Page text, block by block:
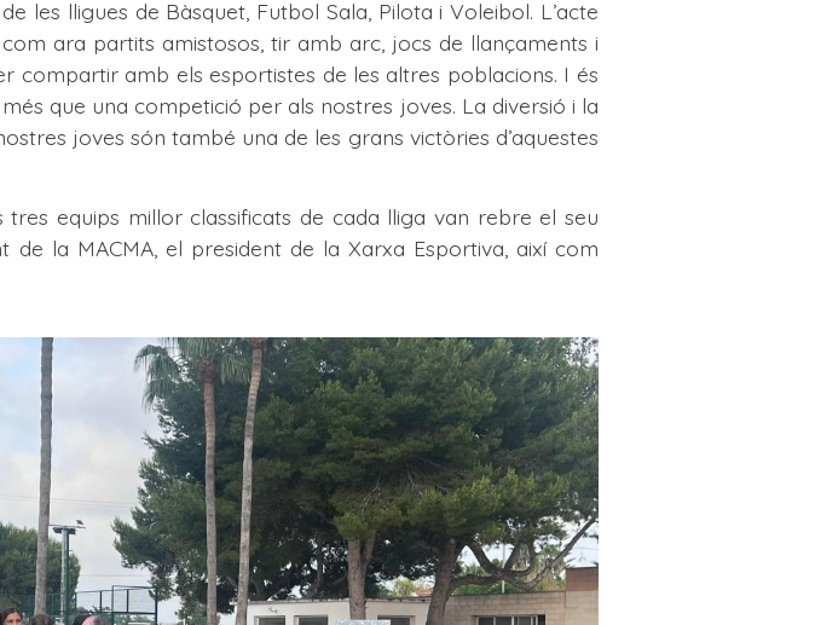
les lligues de Bàsquet, Futbol Sala, Pilota i Voleibol. L’acte
ara partits amistosos, tir amb arc, jocs de llançaments i
compartir amb els esportistes de les altres poblacions. I és
que una competició per als nostres joves. La diversió i la
joves són també una de les grans victòries d’aquestes
equips millor classificats de cada lliga van rebre el seu
de la MACMA, el president de la Xarxa Esportiva, així com